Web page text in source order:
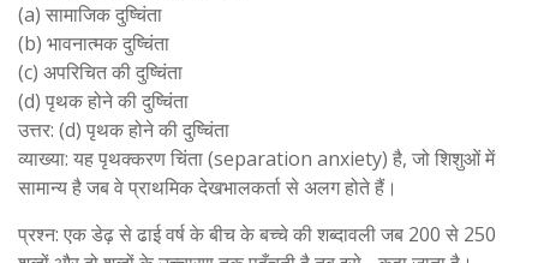
(a) सामाजिक दुष्चिंता
(b) भावनात्मक दुष्चिंता
(c) अपरिचित की दुष्चिंता
(d) पृथक होने की दुष्चिंता
उत्तर: (d) पृथक होने की दुष्चिंता
व्याख्या: यह पृथक्करण चिंता (separation anxiety) है, जो शिशुओं में
सामान्य है जब वे प्राथमिक देखभालकर्ता से अलग होते हैं।
प्रश्न: एक डेढ़ से ढाई वर्ष के बीच के बच्चे की शब्दावली जब 200 से 250